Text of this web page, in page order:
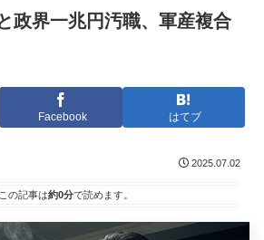
政界一兆円汚職、軍産複合
Facebook はてブ
2025.07.02
この記事は約0分で読めます。